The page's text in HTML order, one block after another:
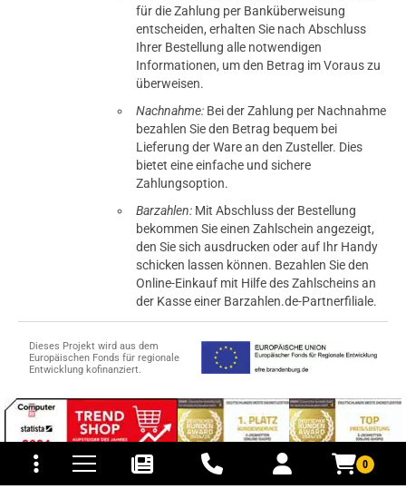
0
und Versandkosten
für die Zahlung per Banküberweisung
entscheiden, erhalten Sie nach Abschluss
Ihrer Bestellung alle notwendigen
Informationen, um den Betrag im Voraus zu
überweisen.
Nachnahme: Bei der Zahlung per Nachnahme
bezahlen Sie den Betrag bequem bei
Lieferung der Ware an den Zusteller. Dies
bietet eine einfache und sichere
Zahlungsoption.
Barzahlen: Mit Abschluss der Bestellung
bekommen Sie einen Zahlschein angezeigt,
den Sie sich ausdrucken oder auf Ihr Handy
schicken lassen können. Bezahlen Sie den
Online-Einkauf mit Hilfe des Zahlscheins an
der Kasse einer Barzahlen.de-Partnerfiliale.
Dieses Projekt wird aus dem
Europäischen Fonds für regionale
Entwicklung kofinanziert.
© 2015-2026 PB-ViGoods GmbH